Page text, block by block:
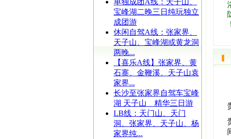
单独成团A线：天子山、
宝峰湖二晚三日纯玩独立
成团游
休闲自驾A线：张家界、
天子山、宝峰湖或黄龙洞
两晚...
【喜乐A线】张家界、黄
石寨、金鞭溪、天子山袁
家界...
长沙至张家界自驾车宝峰
湖 天子山 精华三日游
LB线：天门山、天门
洞、张家界、天子山、杨
家界纯...
！